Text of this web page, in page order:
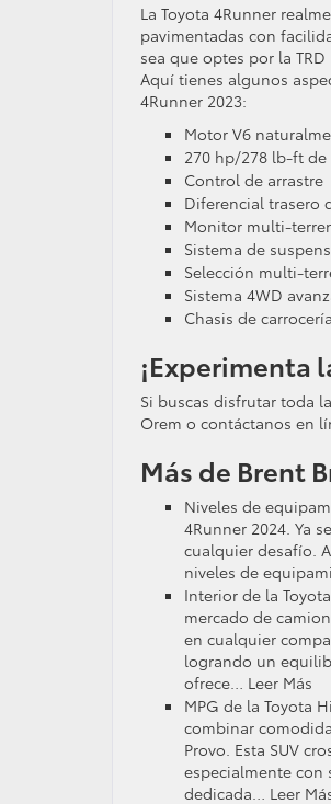
La Toyota 4Runner
pavimentadas con
sea que optes por la
Aquí tienes algunos
4Runner 2023:
Motor V6
270 hp/278 lb-ft
Control de arrastre
Diferencial trasero
Monitor multi-
Sistema de
Selección multi-
Sistema 4WD
Chasis de
¡Experimenta
Si buscas disfrutar toda
Orem o contáctanos en
Más de Brent
Niveles de
4Runner 2024. Ya
cualquier desafío.
niveles de
Interior de la
mercado de
en cualquier
logrando un
ofrece… Leer Más
MPG de la Toyota
combinar
Provo. Esta SUV
especialmente con
dedicada… Leer